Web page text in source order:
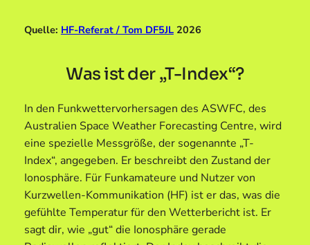
Quelle: HF-Referat / Tom DF5JL2026
Was ist der „T-Index“?
In den Funkwettervorhersagen des ASWFC, des
Australien Space Weather Forecasting Centre, wird
eine spezielle Messgröße, der sogenannte „T-
Index“, angegeben. Er beschreibt den Zustand der
Ionosphäre. Für Funkamateure und Nutzer von
Kurzwellen-Kommunikation (HF) ist er das, was die
gefühlte Temperatur für den Wetterbericht ist. Er
sagt dir, wie „gut“ die Ionosphäre gerade